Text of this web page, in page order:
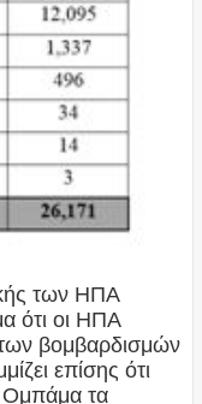
των ΗΠΑ
ότι οι ΗΠΑ
βομβαρδισμών
επίσης ότι
Ομπάμα τα